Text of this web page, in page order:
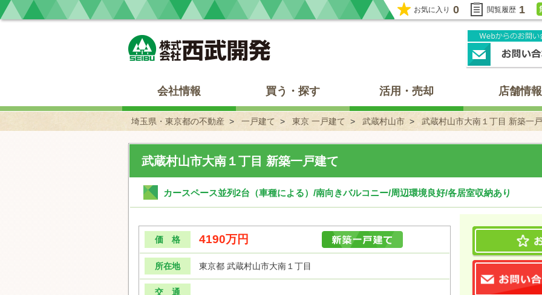
お気に入り 0 閲覧履歴 1
会社情報 買う・探す 活用・売却 店舗情報
埼玉県・東京都の不動産 一戸建て 東京 一戸建て 武蔵村山市 武蔵村山市大南１丁目 新築一
武蔵村山市大南１丁目 新築一戸建て
カースペース並列2台（車種による）/南向きバルコニー/周辺環境良好/各居室収納あり
価 格 4190万円
所在地 東京都 武蔵村山市大南１丁目
交 通